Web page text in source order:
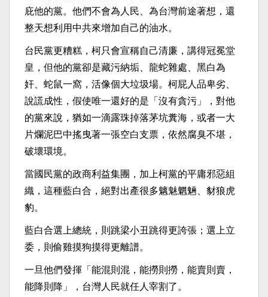
庇他的黨。他們不會為人民、為台灣前途著想，還
整天想利用中共來增加自己的油水。
台民黨更糟糕，柯只會宣稱自己清廉，講得冠冕堂
皇，但他的黨卻是藏污納垢、龍蛇雜處、黑白為
奸、蛇鼠一窩，活像個大垃圾場。柯屁人品卑劣、
說謊成性，假使唯一還好的是「沒有貪污」，對他
的黨來說，猶如一滴露珠掉落茅坑糞海，或者一大
片爛泥巴中搖曳著一張空白支票，依然腐臭不堪，
破壞環境。
當國民黨的政商利益集團，加上柯黨的平庸邪惡組
織，這種藍白合，絕對出產很多魑魅魍魎、豺狼虎
豹。
藍白合選上總統，則跳梁小丑跳得更誇張；選上立
委，則偷雞摸狗摸得更離譜。
一旦他們發揮「能混則混，能撈則撈，能賣則賣，
能降則降」，台灣人民就任人宰割了。